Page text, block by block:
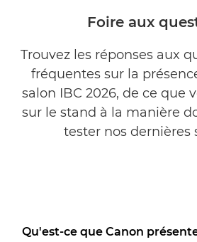
Foire aux
Trouvez les réponses aux
fréquentes sur la
salon IBC 2026, de ce que
sur le stand à la manière
tester nos dernières
Qu'est-ce que Canon